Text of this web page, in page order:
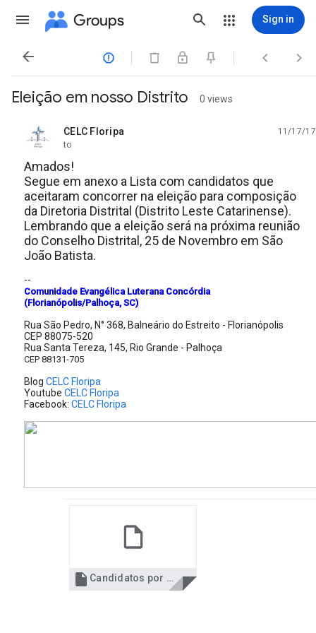
Groups Sign in
   
Eleição em nosso Distrito 0 views
CELC Floripa
unread,
11/17/17
to
Amados!
Segue em anexo a Lista com candidatos que
aceitaram concorrer na eleição para composição
da Diretoria Distrital (Distrito Leste Catarinense).
Lembrando que a eleição será na próxima reunião
do Conselho Distrital, 25 de Novembro em São
João Batista.
--
Comunidade Evangélica Luterana Concórdia
(Florianópolis/Palhoça, SC)
Rua São Pedro, N° 368, Balneário do Estreito - Florianópolis
CEP 88075-520
Rua Santa Tereza, 145, Rio Grande - Palhoça
CEP 88131-705
Blog CELC Floripa
Youtube CELC Floripa
Facebook: CELC Floripa
 Candidatos por Cargo DLC.pdf